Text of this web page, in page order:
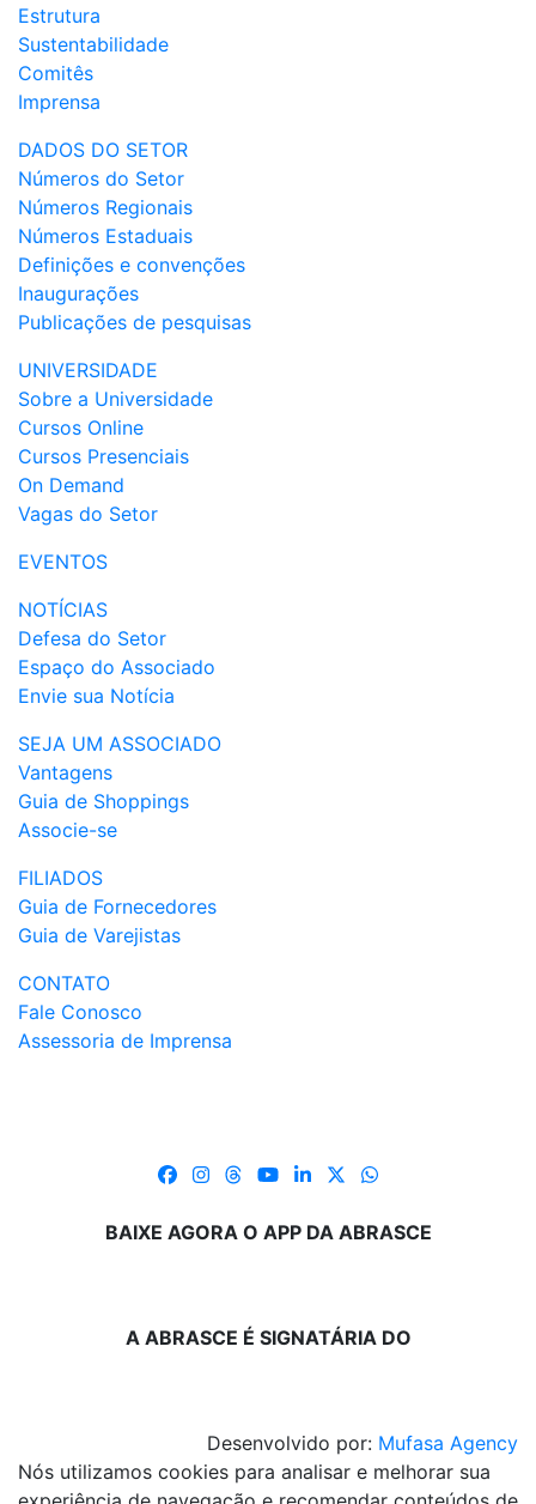
Estrutura
Sustentabilidade
Comitês
Imprensa
DADOS DO SETOR
Números do Setor
Números Regionais
Números Estaduais
Definições e convenções
Inaugurações
Publicações de pesquisas
UNIVERSIDADE
Sobre a Universidade
Cursos Online
Cursos Presenciais
On Demand
Vagas do Setor
EVENTOS
NOTÍCIAS
Defesa do Setor
Espaço do Associado
Envie sua Notícia
SEJA UM ASSOCIADO
Vantagens
Guia de Shoppings
Associe-se
FILIADOS
Guia de Fornecedores
Guia de Varejistas
CONTATO
Fale Conosco
Assessoria de Imprensa
BAIXE AGORA O APP DA ABRASCE
A ABRASCE É SIGNATÁRIA DO
Desenvolvido por: Mufasa Agency
Nós utilizamos cookies para analisar e melhorar sua